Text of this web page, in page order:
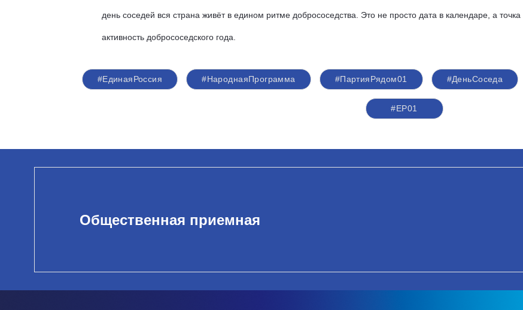
день соседей вся страна живёт в едином ритме добрососедства. Это не просто дата в календаре, а точка
активность добрососедского года.
#ЕдинаяРоссия #НароднаяПрограмма #ПартияРядом01 #ДеньСоседа
#ЕР01
Общественная приемная